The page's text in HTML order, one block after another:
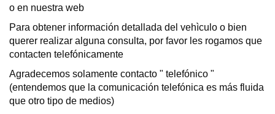
o en nuestra web
Para obtener información detallada del vehìculo o bien
querer realizar alguna consulta, por favor les rogamos que
contacten telefónicamente
Agradecemos solamente contacto " telefónico "
(entendemos que la comunicación telefónica es más fluida
que otro tipo de medios)